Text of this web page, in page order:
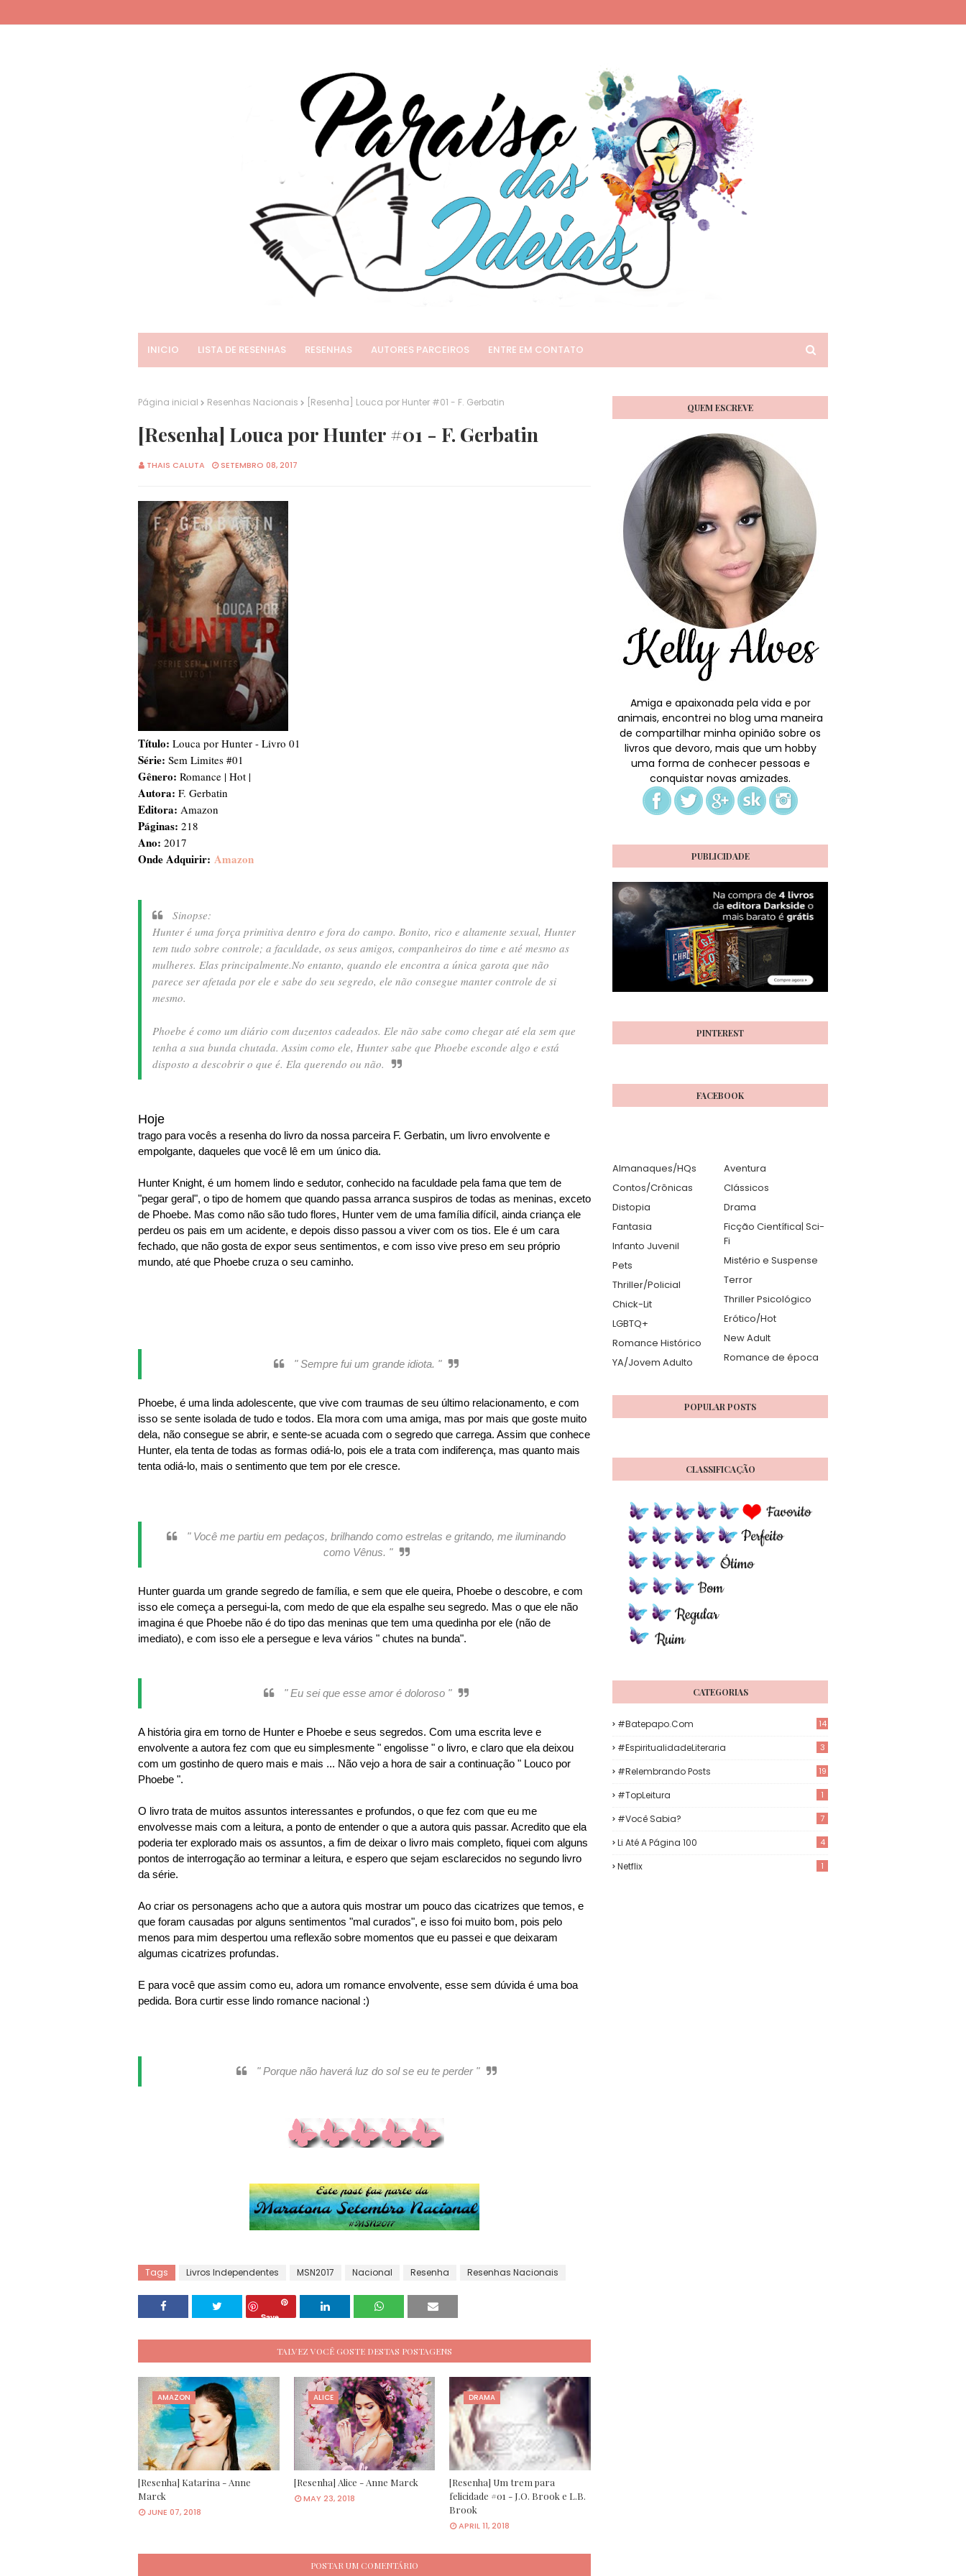
INICIO LISTA DE RESENHAS RESENHAS AUTORES PARCEIROS ENTRE EM CONTATO
Página inicial Resenhas Nacionais [Resenha] Louca por Hunter #01 - F. Gerbatin
[Resenha] Louca por Hunter #01 - F. Gerbatin
THAIS CALUTA SETEMBRO 08, 2017
Título: Louca por Hunter - Livro 01
Série: Sem Limites #01
Gênero: Romance | Hot |
Autora: F. Gerbatin
Editora: Amazon
Páginas: 218
Ano: 2017
Onde Adquirir: Amazon
Sinopse:
Hunter é uma força primitiva dentro e fora do campo. Bonito, rico e altamente sexual, Hunter
tem tudo sobre controle; a faculdade, os seus amigos, companheiros do time e até mesmo as
mulheres. Elas principalmente.No entanto, quando ele encontra a única garota que não
parece ser afetada por ele e sabe do seu segredo, ele não consegue manter controle de si
mesmo.
Phoebe é como um diário com duzentos cadeados. Ele não sabe como chegar até ela sem que
tenha a sua bunda chutada. Assim como ele, Hunter sabe que Phoebe esconde algo e está
disposto a descobrir o que é. Ela querendo ou não.
Hoje
trago para vocês a resenha do livro da nossa parceira F. Gerbatin, um livro envolvente e
empolgante, daqueles que você lê em um único dia.
Hunter Knight, é um homem lindo e sedutor, conhecido na faculdade pela fama que tem de
"pegar geral", o tipo de homem que quando passa arranca suspiros de todas as meninas, exceto
de Phoebe. Mas como não são tudo flores, Hunter vem de uma família difícil, ainda criança ele
perdeu os pais em um acidente, e depois disso passou a viver com os tios. Ele é um cara
fechado, que não gosta de expor seus sentimentos, e com isso vive preso em seu próprio
mundo, até que Phoebe cruza o seu caminho.
" Sempre fui um grande idiota. "
Phoebe, é uma linda adolescente, que vive com traumas de seu último relacionamento, e com
isso se sente isolada de tudo e todos. Ela mora com uma amiga, mas por mais que goste muito
dela, não consegue se abrir, e sente-se acuada com o segredo que carrega. Assim que conhece
Hunter, ela tenta de todas as formas odiá-lo, pois ele a trata com indiferença, mas quanto mais
tenta odiá-lo, mais o sentimento que tem por ele cresce.
" Você me partiu em pedaços, brilhando como estrelas e gritando, me iluminando
como Vênus. "
Hunter guarda um grande segredo de família, e sem que ele queira, Phoebe o descobre, e com
isso ele começa a persegui-la, com medo de que ela espalhe seu segredo. Mas o que ele não
imagina é que Phoebe não é do tipo das meninas que tem uma quedinha por ele (não de
imediato), e com isso ele a persegue e leva vários " chutes na bunda".
" Eu sei que esse amor é doloroso "
A história gira em torno de Hunter e Phoebe e seus segredos. Com uma escrita leve e
envolvente a autora fez com que eu simplesmente " engolisse " o livro, e claro que ela deixou
com um gostinho de quero mais e mais ... Não vejo a hora de sair a continuação " Louco por
Phoebe ".
O livro trata de muitos assuntos interessantes e profundos, o que fez com que eu me
envolvesse mais com a leitura, a ponto de entender o que a autora quis passar. Acredito que ela
poderia ter explorado mais os assuntos, a fim de deixar o livro mais completo, fiquei com alguns
pontos de interrogação ao terminar a leitura, e espero que sejam esclarecidos no segundo livro
da série.
Ao criar os personagens acho que a autora quis mostrar um pouco das cicatrizes que temos, e
que foram causadas por alguns sentimentos "mal curados", e isso foi muito bom, pois pelo
menos para mim despertou uma reflexão sobre momentos que eu passei e que deixaram
algumas cicatrizes profundas.
E para você que assim como eu, adora um romance envolvente, esse sem dúvida é uma boa
pedida. Bora curtir esse lindo romance nacional :)
" Porque não haverá luz do sol se eu te perder "
Tags Livros Independentes MSN2017 Nacional Resenha Resenhas Nacionais
Save
TALVEZ VOCÊ GOSTE DESTAS POSTAGENS
AMAZON
[Resenha] Katarina - Anne
Marck
JUNE 07, 2018
ALICE
[Resenha] Alice - Anne Marck
MAY 23, 2018
DRAMA
[Resenha] Um trem para
felicidade #01 - J.O. Brook e L.B.
Brook
APRIL 11, 2018
POSTAR UM COMENTÁRIO
QUEM ESCREVE
Amiga e apaixonada pela vida e por
animais, encontrei no blog uma maneira
de compartilhar minha opinião sobre os
livros que devoro, mais que um hobby
uma forma de conhecer pessoas e
conquistar novas amizades.
PUBLICIDADE
PINTEREST
FACEBOOK
Almanaques/HQs
Aventura
Contos/Crônicas
Clássicos
Distopia
Drama
Fantasia
Ficção Científica| Sci-
Fi
Infanto Juvenil
Mistério e Suspense
Pets
Terror
Thriller/Policial
Thriller Psicológico
Chick-Lit
Erótico/Hot
LGBTQ+
New Adult
Romance Histórico
Romance de época
YA/Jovem Adulto
POPULAR POSTS
CLASSIFICAÇÃO
CATEGORIAS
#Batepapo.com 14
#EspiritualidadeLiteraria 3
#Relembrando Posts 19
#TopLeitura 1
#Você Sabia? 7
Li Até A Página 100 4
Netflix 1